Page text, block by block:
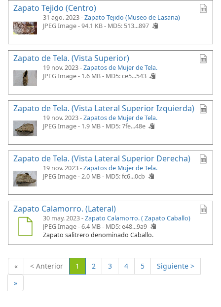
Zapato Tejido (Centro)
31 ago. 2023 -Zapato Tejido (Museo de Lasana)
JPEG Image - 94.1 KB - MD5: 513...897
Zapato de Tela. (Vista Superior)
19 nov. 2023 -Zapatos de Mujer de Tela.
JPEG Image - 1.6 MB - MD5: ce5...543
Zapato de Tela. (Vista Lateral Superior Izquierda)
19 nov. 2023 -Zapatos de Mujer de Tela.
JPEG Image - 1.9 MB - MD5: 7fe...48e
Zapato de Tela. (Vista Lateral Superior Derecha)
19 nov. 2023 -Zapatos de Mujer de Tela.
JPEG Image - 2.0 MB - MD5: fc6...0cb
Zapato Calamorro. (Lateral)
30 may. 2023 -Zapato Calamorro. ( Zapato Caballo)
JPEG Image - 6.4 MB - MD5: e48...9a9
Zapato salitrero denominado Caballo.
« < Anterior 1 (Actual)
2 3 4 5
Siguiente >
»